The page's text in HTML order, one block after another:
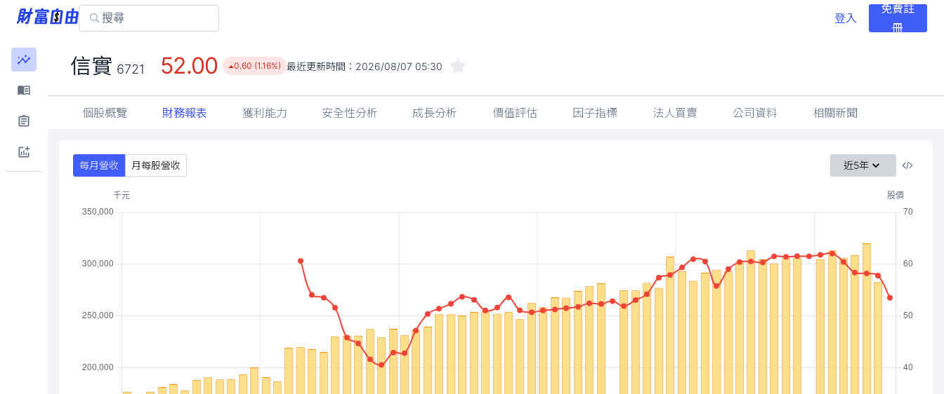
登入
免費註
冊
信實 6721 52.00 0.60 (1.16%) 最近更新時間： 2026/08/07 05:30
個股概覽 財務報表 獲利能力 安全性分析 成長分析 價值評估 因子指標 法人買賣 公司資料 相關新聞
每月營收 月每股營收 近5年